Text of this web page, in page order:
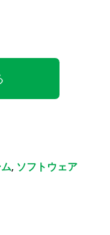
, ソフトウェア